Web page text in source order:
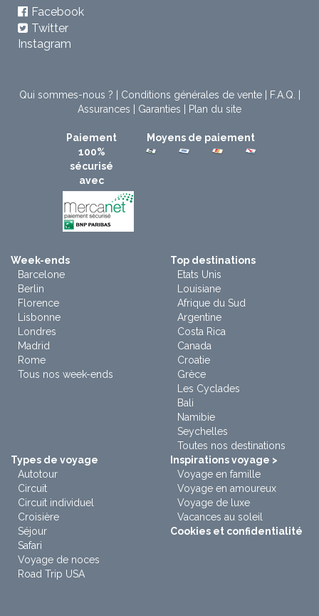
Facebook
Twitter
Instagram
Qui sommes-nous ? Conditions générales de vente| F.A.Q.
Assurances
Garanties Plan du site
Paiement
100%
sécurisé
avec
Moyens de paiement
Week-ends
Barcelone
Berlin
Florence
Lisbonne
Londres
Madrid
Rome
Tous nos week-ends
Top destinations
Etats Unis
Louisiane
Afrique du Sud
Argentine
Costa Rica
Canada
Croatie
Grèce
Les Cyclades
Bali
Namibie
Seychelles
Toutes nos destinations
Types de voyage
Autotour
Circuit
Circuit individuel
Croisière
Séjour
Safari
Voyage de noces
Road Trip USA
Inspirations voyage >
Voyage en famille
Voyage en amoureux
Voyage de luxe
Vacances au soleil
Cookies et confidentialité